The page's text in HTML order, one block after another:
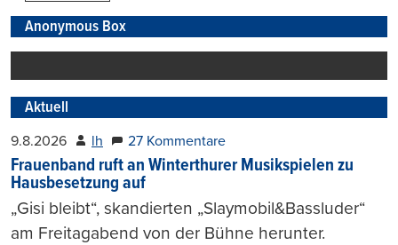
Anonymous Box
Aktuell
9.8.2026 lh 27 Kommentare
Frauenband ruft an Winterthurer Musikspielen zu
Hausbesetzung auf
„Gisi bleibt“, skandierten „Slaymobil&Bassluder“
am Freitagabend von der Bühne herunter.